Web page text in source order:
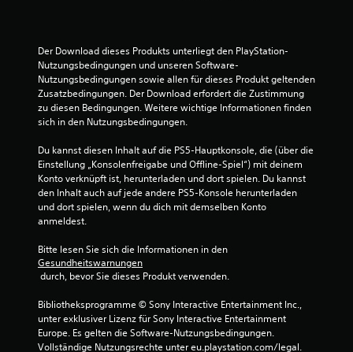
5
t
e
n
Der Download dieses Produkts unterliegt den PlayStation-
Nutzungsbedingungen und unseren Software-
Nutzungsbedingungen sowie allen für dieses Produkt geltenden
Zusatzbedingungen. Der Download erfordert die Zustimmung
zu diesen Bedingungen. Weitere wichtige Informationen finden
sich in den Nutzungsbedingungen.
Du kannst diesen Inhalt auf die PS5-Hauptkonsole, die (über die
Einstellung „Konsolenfreigabe und Offline-Spiel“) mit deinem
Konto verknüpft ist, herunterladen und dort spielen. Du kannst
den Inhalt auch auf jede andere PS5-Konsole herunterladen
und dort spielen, wenn du dich mit demselben Konto
anmeldest.
Bitte lesen Sie sich die Informationen in den
Gesundheitswarnungen
durch, bevor Sie dieses Produkt verwenden.
Bibliotheksprogramme © Sony Interactive Entertainment Inc.,
unter exklusiver Lizenz für Sony Interactive Entertainment
Europe. Es gelten die Software-Nutzungsbedingungen.
Vollständige Nutzungsrechte unter eu.playstation.com/legal.